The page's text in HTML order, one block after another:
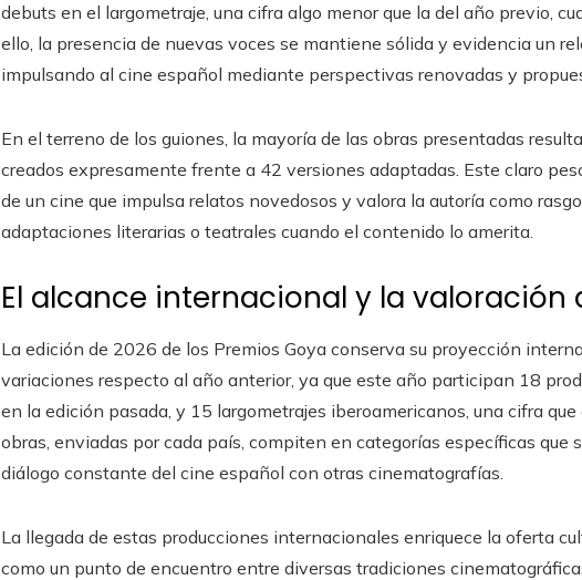
debuts en el largometraje, una cifra algo menor que la del año previo,
ello, la presencia de nuevas voces se mantiene sólida y evidencia un
impulsando al cine español mediante perspectivas renovadas y
En el terreno de los guiones, la mayoría de las obras presentadas
creados expresamente frente a 42 versiones adaptadas. Este claro
de un cine que impulsa relatos novedosos y valora la autoría como
adaptaciones literarias o teatrales cuando el contenido lo amerita.
El alcance internacional y la valoración
La edición de 2026 de los Premios Goya conserva su proyección
variaciones respecto al año anterior, ya que este año participan 18
en la edición pasada, y 15 largometrajes iberoamericanos, una cifra
obras, enviadas por cada país, compiten en categorías específicas que
diálogo constante del cine español con otras cinematografías.
La llegada de estas producciones internacionales enriquece la oferta
como un punto de encuentro entre diversas tradiciones